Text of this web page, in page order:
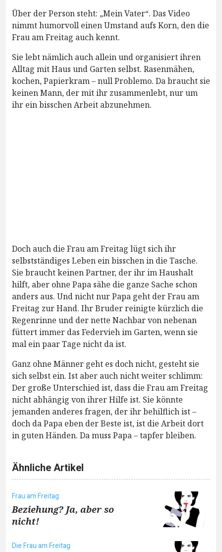
Über der Person steht: „Mein Vater“. Das Video
nimmt humorvoll einen Umstand aufs Korn, den die
Frau am Freitag auch kennt.
Sie lebt nämlich auch allein und organisiert ihren
Alltag mit Haus und Garten selbst. Rasenmähen,
kochen, Papierkram – null Problemo. Da braucht sie
keinen Mann, der mit ihr zusammenlebt, nur um
ihr ein bisschen Arbeit abzunehmen.
Doch auch die Frau am Freitag lügt sich ihr
selbstständiges Leben ein bisschen in die Tasche.
Sie braucht keinen Partner, der ihr im Haushalt
hilft, aber ohne Papa sähe die ganze Sache schon
anders aus. Und nicht nur Papa geht der Frau am
Freitag zur Hand. Ihr Bruder reinigte kürzlich die
Regenrinne und der nette Nachbar von nebenan
füttert immer das Federvieh im Garten, wenn sie
mal ein paar Tage nicht da ist.
Ganz ohne Männer geht es doch nicht, gesteht sie
sich selbst ein. Ist aber auch nicht weiter schlimm:
Der große Unterschied ist, dass die Frau am Freitag
nicht abhängig von ihrer Hilfe ist. Sie könnte
jemanden anderes fragen, der ihr behilflich ist –
doch da Papa eben der Beste ist, ist die Arbeit dort
in guten Händen. Da muss Papa – tapfer bleiben.
Ähnliche Artikel
Frau am Freitag
Beziehung? Ja, aber so
nicht!
Die Frau am Freitag